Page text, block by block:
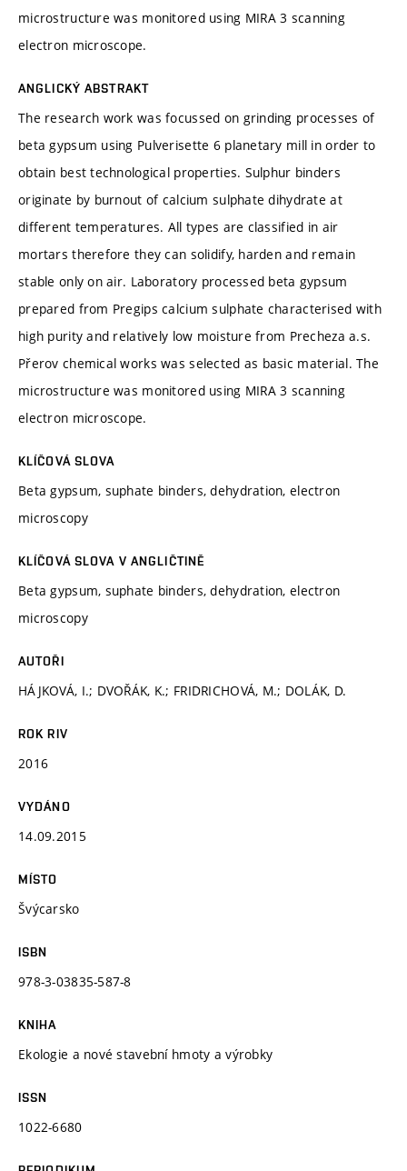
microstructure was monitored using MIRA 3 scanning
electron microscope.
ANGLICKÝ ABSTRAKT
The research work was focussed on grinding processes of
beta gypsum using Pulverisette 6 planetary mill in order to
obtain best technological properties. Sulphur binders
originate by burnout of calcium sulphate dihydrate at
different temperatures. All types are classified in air
mortars therefore they can solidify, harden and remain
stable only on air. Laboratory processed beta gypsum
prepared from Pregips calcium sulphate characterised with
high purity and relatively low moisture from Precheza a.s.
Přerov chemical works was selected as basic material. The
microstructure was monitored using MIRA 3 scanning
electron microscope.
KLÍČOVÁ SLOVA
Beta gypsum, suphate binders, dehydration, electron
microscopy
KLÍČOVÁ SLOVA V ANGLIČTINĚ
Beta gypsum, suphate binders, dehydration, electron
microscopy
AUTOŘI
HÁJKOVÁ, I.; DVOŘÁK, K.; FRIDRICHOVÁ, M.; DOLÁK, D.
ROK RIV
2016
VYDÁNO
14.09.2015
MÍSTO
Švýcarsko
ISBN
978-3-03835-587-8
KNIHA
Ekologie a nové stavební hmoty a výrobky
ISSN
1022-6680